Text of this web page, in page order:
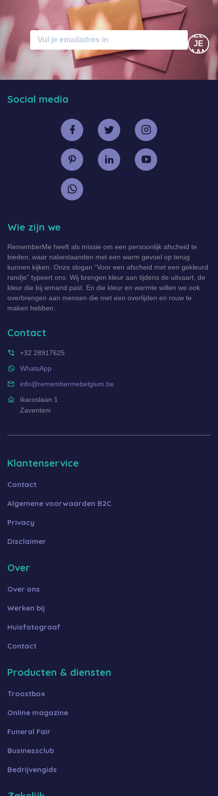
MELD
JE
AAN
Contact
+32 28917625
WhatsApp
info@remembermebelgium.be
Ikaroslaan 1
Zaventem
Wie zijn we
RememberMe heeft als missie om een persoonlijk afscheid te
bieden, waar nabestaanden met een warm gevoel op terug
kunnen kijken. Onze slogan “Voor een afscheid met een gekleurd
randje” typeert ons. Wij brengen kleur aan tijdens de uitvaart, de
kleur die bij iemand past. En die kleur en warmte willen we ook
overbrengen aan mensen die met een overlijden en rouw te
maken hebben.
Social media
Klantenservice
Contact
Algemene voorwaarden B2C
Privacy
Disclaimer
Over
Over ons
Werken bij
Huisfotograaf
Contact
Producten & diensten
Troostbox
Online magazine
Funeral Fair
Businessclub
Bedrijvengids